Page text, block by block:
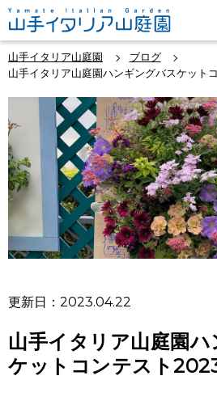
山手イタリア山庭園
ブログ
山手イタリア山庭園ハンギングバスケット
更新日：2023.04.22
山手イタリア山庭園
ケットコンテスト